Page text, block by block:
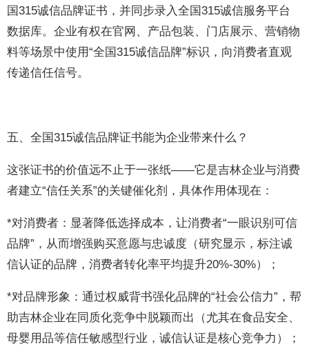
国315诚信品牌证书，并同步录入全国315诚信服务平台
数据库。企业有权在官网、产品包装、门店展示、营销物
料等场景中使用“全国315诚信品牌”标识，向消费者直观
传递信任信号。
五、全国315诚信品牌证书能为企业带来什么？
这张证书的价值远不止于一张纸——它是吉林企业与消费
者建立“信任关系”的关键催化剂，具体作用体现在：
*对消费者：显著降低选择成本，让消费者“一眼识别可信
品牌”，从而增强购买意愿与忠诚度（研究显示，标注诚
信认证的品牌，消费者转化率平均提升20%-30%）；
*对品牌形象：通过权威背书强化品牌的“社会公信力”，帮
助吉林企业在同质化竞争中脱颖而出（尤其在食品安全、
母婴用品等信任敏感型行业，诚信认证是核心竞争力）；